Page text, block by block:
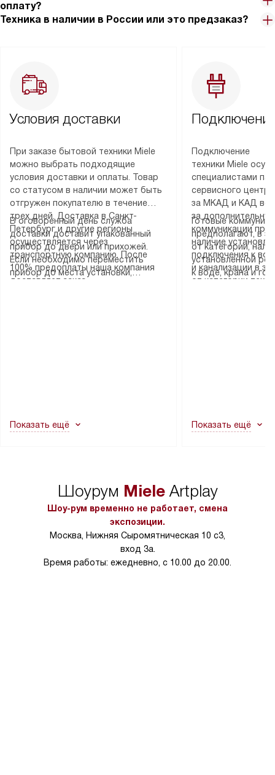
оплату?
Техника в наличии в России или это предзаказ?
Условия доставки
При заказе бытовой техники Miele
можно выбрать подходящие
условия доставки и оплаты. Товар
со статусом в наличии может быть
отгружен покупателю в течение
трех дней. Доставка в Санкт-
Петербург и другие регионы
осуществляется через
транспортную компанию. После
100% предоплаты наша компания
доставляет заказ
В оговоренный день служба
доставки доставит упакованный
прибор до двери или прихожей.
Если необходимо переместить
прибор до места установки,
в гарантийном ремонте в будущем.
Показать ещё
Подключение
техники Miele
специалистами
сервисного
за МКАД и КАД
за
коммуникации
наличие
подключения к
и канализации в
от категории
Готовые
предполагают, в
от категории,
установленной
к воде, крана и
не включаются:
в условиях
тарифы на услуги
Показать ещё
Шоурум MieleArtplay
Шоу-рум временно не работает, смена
экспозиции.
Москва, Нижняя Сыромятническая 10 с3,
вход 3а.
Время работы: ежедневно, с 10.00 до 20.00.